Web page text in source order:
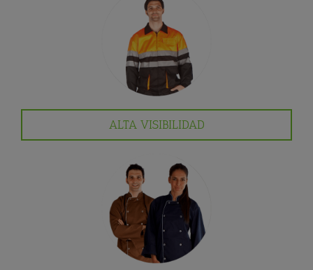
ALTA VISIBILIDAD